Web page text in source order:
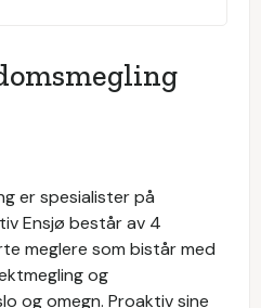
er spesialister på
Ensjø består av 4
meglere som bistår med
og
og omegn. Proaktiv sine